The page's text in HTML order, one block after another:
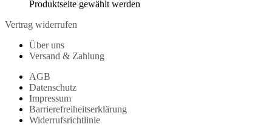
Produktseite gewählt werden
Vertrag widerrufen
Über uns
Versand & Zahlung
AGB
Datenschutz
Impressum
Barrierefreiheitserklärung
Widerrufsrichtlinie